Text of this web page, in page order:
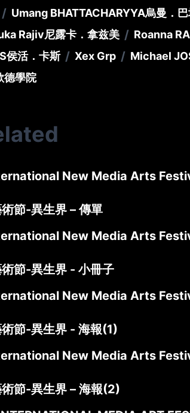
/ Umang BHATTACHARYYA烏曼．
Rajiv尼露卡．拿兹美 / Roanna
侯活．卡斯 / Xex Grp / Michael
德學院
New Media Arts
節-異生界 – 傳單
New Media Arts
節-異生界 - 小冊子
New Media Arts
節-異生界 - 海報(1)
New Media Arts
節-異生界 – 海報(2)